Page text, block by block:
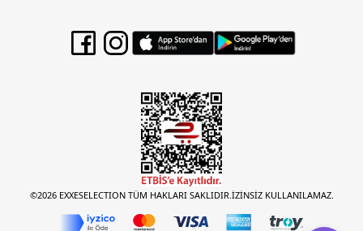
©2026 EXXESELECTION TÜM HAKLARI SAKLIDIR.İZİNSİZ KULLANILAMAZ.